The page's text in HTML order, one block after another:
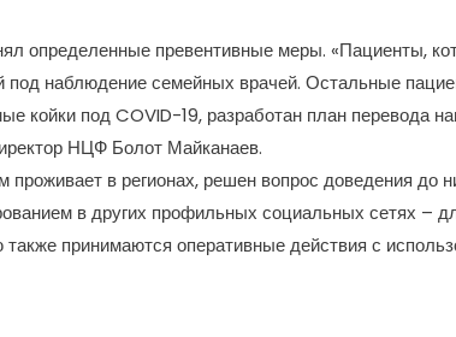
определенные превентивные меры. «Пациенты,
наблюдение семейных врачей. Остальные
под COVID-19, разработан план перевода
НЦФ Болот Майканаев.
в регионах, решен вопрос доведения
в других профильных социальных сетях –
принимаются оперативные действия с